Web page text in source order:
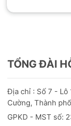
TỔNG ĐÀI
Địa chỉ : Số 7 - Lô
Cường, Thành
GPKD - MST số: